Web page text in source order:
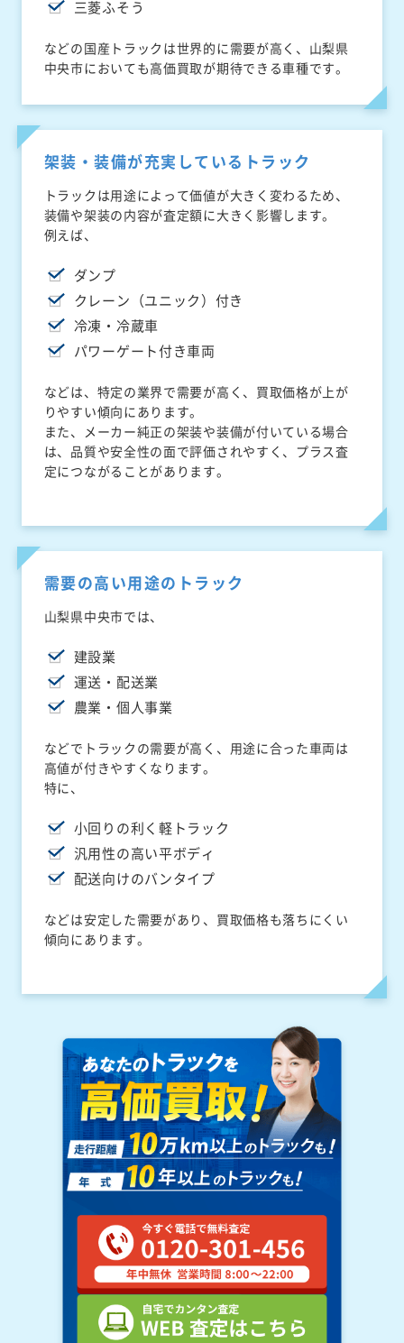
三菱ふそう
などの国産トラックは世界的に需要が高く、山梨県
中央市においても高価買取が期待できる車種です。
架装・装備が充実しているトラック
トラックは用途によって価値が大きく変わるため、
装備や架装の内容が査定額に大きく影響します。
例えば、
ダンプ
クレーン（ユニック）付き
冷凍・冷蔵車
パワーゲート付き車両
などは、特定の業界で需要が高く、買取価格が上が
りやすい傾向にあります。
また、メーカー純正の架装や装備が付いている場合
は、品質や安全性の面で評価されやすく、プラス査
定につながることがあります。
需要の高い用途のトラック
山梨県中央市では、
建設業
運送・配送業
農業・個人事業
などでトラックの需要が高く、用途に合った車両は
高値が付きやすくなります。
特に、
小回りの利く軽トラック
汎用性の高い平ボディ
配送向けのバンタイプ
などは安定した需要があり、買取価格も落ちにくい
傾向にあります。